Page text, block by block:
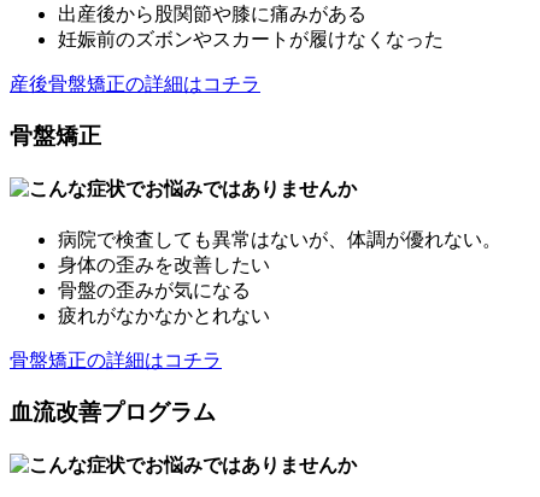
出産後から股関節や膝に痛みがある
妊娠前のズボンやスカートが履けなくなった
産後骨盤矯正の詳細はコチラ
骨盤矯正
病院で検査しても異常はないが、体調が優れない。
身体の歪みを改善したい
骨盤の歪みが気になる
疲れがなかなかとれない
骨盤矯正の詳細はコチラ
血流改善プログラム